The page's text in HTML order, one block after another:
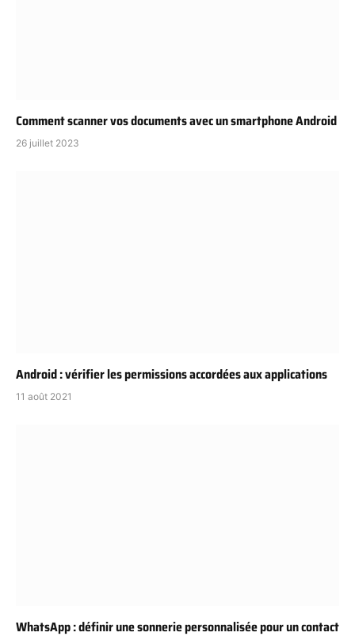
Comment scanner vos documents avec un smartphone Android
26 juillet 2023
Android : vérifier les permissions accordées aux applications
11 août 2021
WhatsApp : définir une sonnerie personnalisée pour un contact